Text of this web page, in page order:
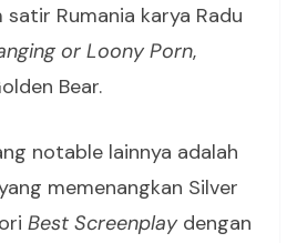
Rumania karya Radu
or Loony Porn,
Bear.
notable lainnya adalah
memenangkan Silver
Best Screenplaydengan